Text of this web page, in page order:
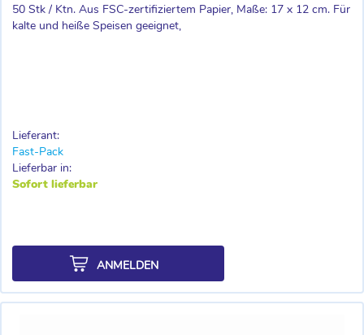
50 Stk / Ktn. Aus FSC-zertifiziertem Papier, Maße: 17 x 12 cm. Für
kalte und heiße Speisen geeignet,
Lieferant:
Fast-Pack
Lieferbar in:
Sofort lieferbar
ANMELDEN